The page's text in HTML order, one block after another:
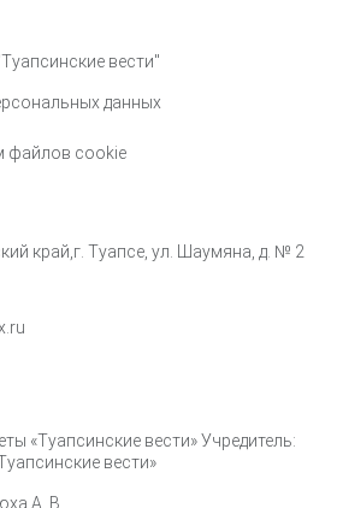
вести"
данных
файлов cookie
край,г. Туапсе, ул. Шаумяна, д. № 2
«Туапсинские вести» Учредитель:
вести»
А. В.